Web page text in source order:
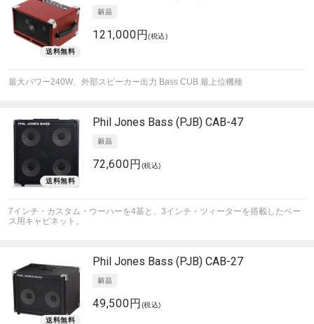
121,000円(税込)
最大パワー240W、外部スピーカー出力 Bass CUB 最上位機種
Phil Jones Bass (PJB) CAB-47
72,600円 (税込)
7インチ・カスタム・ウーハーを4基と、3インチ・ツィーターを搭載したベー
ス用キャビネット。
Phil Jones Bass (PJB) CAB-27
49,500円 (税込)